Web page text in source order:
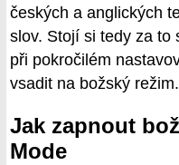
českých a anglických
slov. Stojí si tedy za to
při pokročilém
vsadit na božský režim.
Jak zapnout
Mode